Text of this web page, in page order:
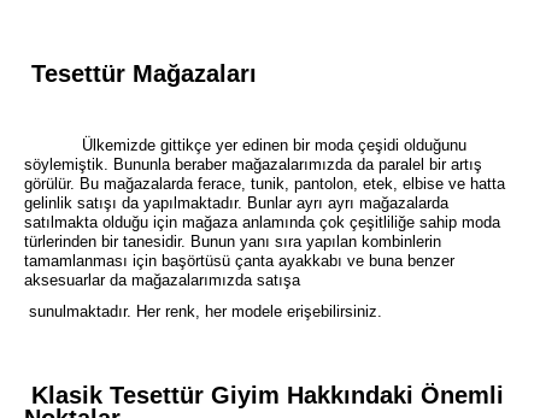
Tesettür Mağazaları
Ülkemizde gittikçe yer edinen bir moda çeşidi olduğunu
söylemiştik. Bununla beraber mağazalarımızda da paralel bir artış
görülür. Bu mağazalarda ferace, tunik, pantolon, etek, elbise ve hatta
gelinlik satışı da yapılmaktadır. Bunlar ayrı ayrı mağazalarda
satılmakta olduğu için mağaza anlamında çok çeşitliliğe sahip moda
türlerinden bir tanesidir. Bunun yanı sıra yapılan kombinlerin
tamamlanması için başörtüsü çanta ayakkabı ve buna benzer
aksesuarlar da mağazalarımızda satışa
sunulmaktadır. Her renk, her modele erişebilirsiniz.
Klasik Tesettür Giyim Hakkındaki Önemli